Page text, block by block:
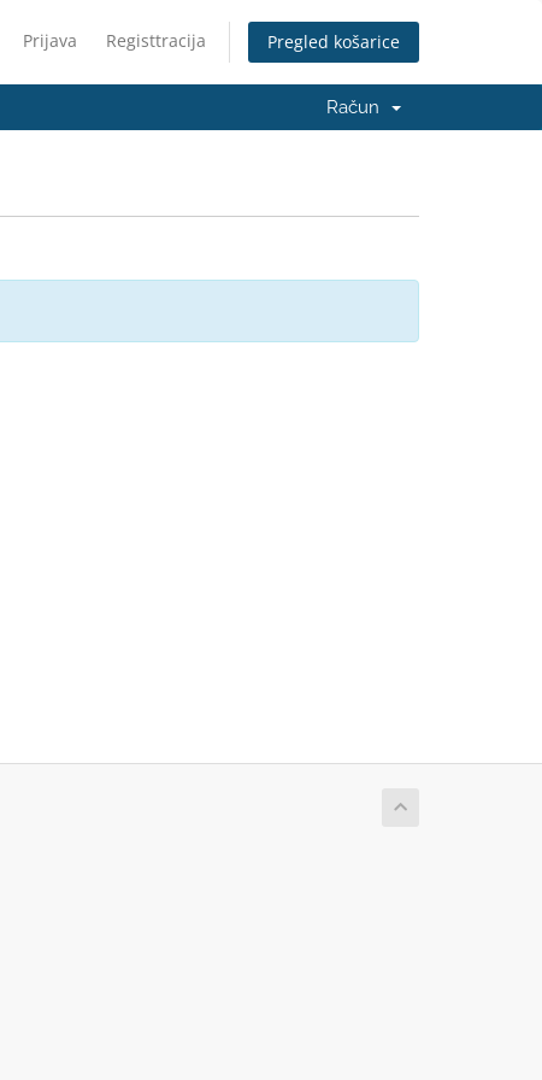
Prijava Registtracija Pregled košarice
Račun